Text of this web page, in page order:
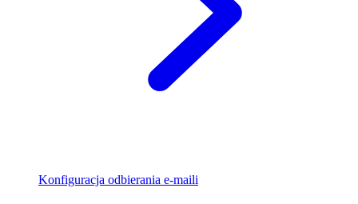
Konfiguracja odbierania e-maili